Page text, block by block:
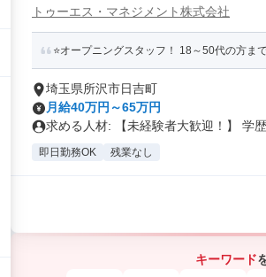
トゥーエス・マネジメント株式会社
⭐オープニングスタッフ！ 18～50代の方ま
埼玉県所沢市日吉町
月給40万円～65万円
求める人材: 【未経験者大歓迎！】 学
即日勤務OK 残業なし
キーワード